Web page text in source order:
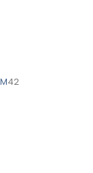
42